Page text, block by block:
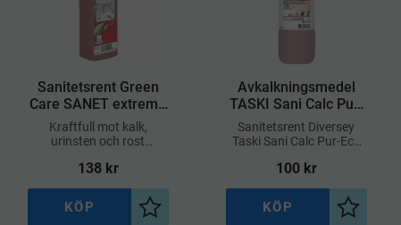
önskelista
Sanitetsrent Green
Care SANET extreme
1L
Kraftfull mot kalk,
urinsten och rost
kosmetikrester effektivt
138kr
Lägg till i önskelista
KÖP
​Avkalkningsmedel
TASKI Sani Calc Pur-
Eco W3b 1L
​Sanitetsrent Diversey
Taski Sani Calc Pur-Eco
100kr
Lägg till
KÖP